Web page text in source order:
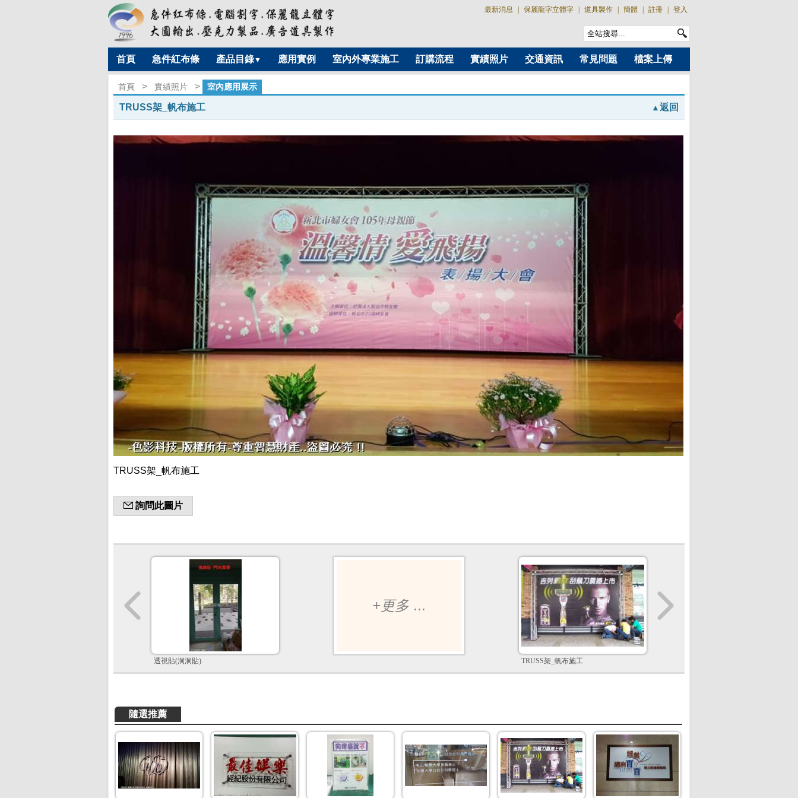
最新消息 保麗龍字立體字 道具製作 簡體 註冊 登入
首頁 急件紅布條 產品目錄▼ 應用實例 室內外專業施工 訂購流程 實績照片 交通資訊 常見問題 檔案上傳
首頁 > 實績照片 > 室內應用展示
TRUSS架_帆布施工 ▲返回
TRUSS架_帆布施工
詢問此圖片
透視貼(洞洞貼) TRUSS架_帆布施工
+更多 ...
隨選推薦